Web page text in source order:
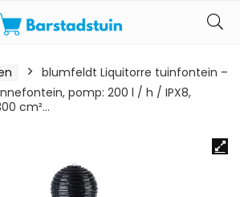
blumfeldt Liquitorre tuinfontein –
pomp: 200 l / h / IPX8,
cm²…